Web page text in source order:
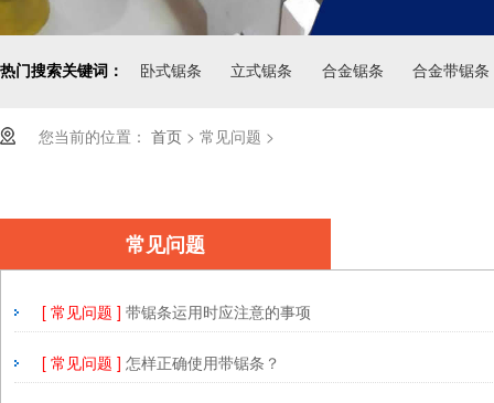
热门搜索关键词： 卧式锯条 立式锯条 合金锯条 合金带锯条
您当前的位置： 首页 > 常见问题 >
常见问题
[ 常见问题 ] 带锯条运用时应注意的事项
[ 常见问题 ] 怎样正确使用带锯条？